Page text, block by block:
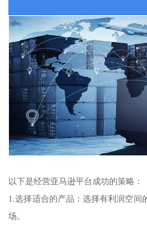
以下是经营亚马逊平台成功的策略：
1.选择适合的产品：选择有利润空间
场。